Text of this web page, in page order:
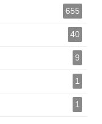
655
40
9
1
1